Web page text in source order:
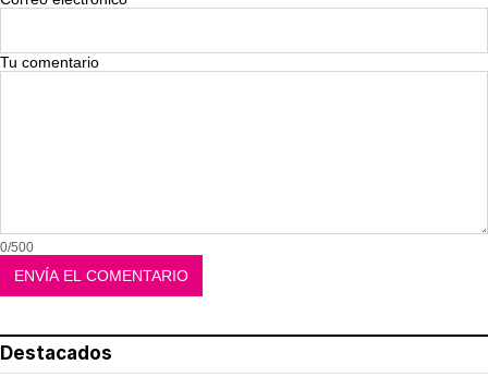
Tu comentario
0/500
Destacados